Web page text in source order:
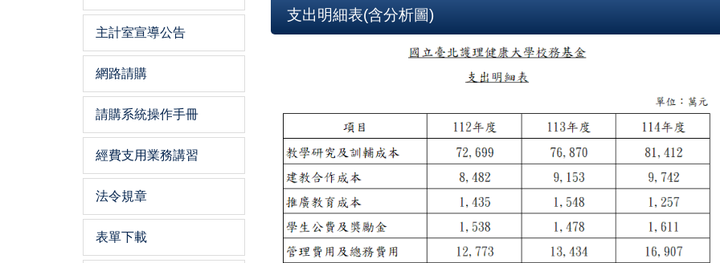
主計室宣導公告
網路請購
請購系統操作手冊
經費支用業務講習
法令規章
表單下載
支出明細表(含分析圖)